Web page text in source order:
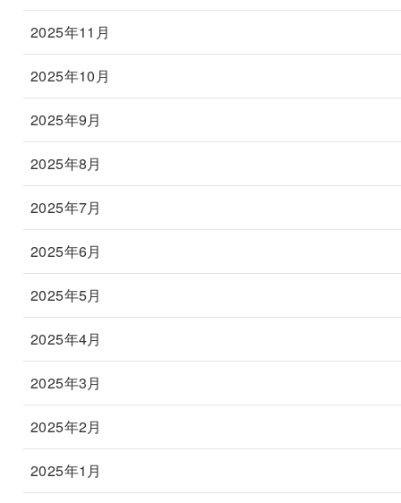
2025年11月
2025年10月
2025年9月
2025年8月
2025年7月
2025年6月
2025年5月
2025年4月
2025年3月
2025年2月
2025年1月